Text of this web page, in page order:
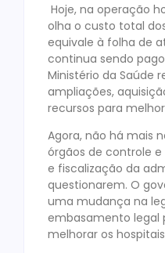
Hoje, na operação
olha o custo total
equivale à folha de
continua sendo
Ministério da Saúde
ampliações,
recursos para
Agora, não há mais
órgãos de controle
e fiscalização da
questionarem. O
uma mudança na
embasamento legal
melhorar os